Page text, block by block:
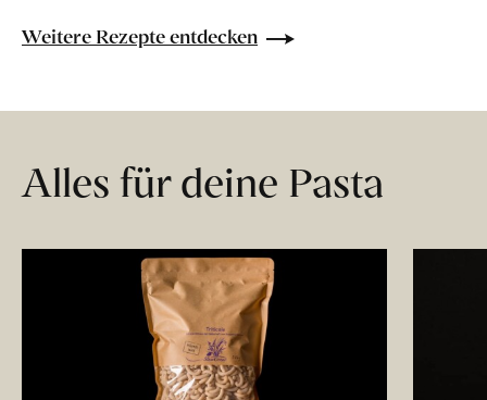
Weitere Rezepte entdecken
Alles für deine Pasta